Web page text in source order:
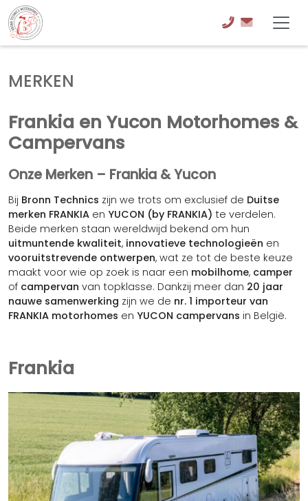
MERKEN
Frankia en Yucon Motorhomes &
Campervans
Onze Merken – Frankia & Yucon
Bij Bronn Technics zijn we trots om exclusief de Duitse
merken FRANKIA en YUCON (by FRANKIA) te verdelen.
Beide merken staan wereldwijd bekend om hun
uitmuntende kwaliteit, innovatieve technologieën en
vooruitstrevende ontwerpen, wat ze tot de beste keuze
maakt voor wie op zoek is naar een mobilhome, camper
of campervan van topklasse. Dankzij meer dan 20 jaar
nauwe samenwerking zijn we de nr. 1 importeur van
FRANKIA motorhomes en YUCON campervans in België.
Frankia